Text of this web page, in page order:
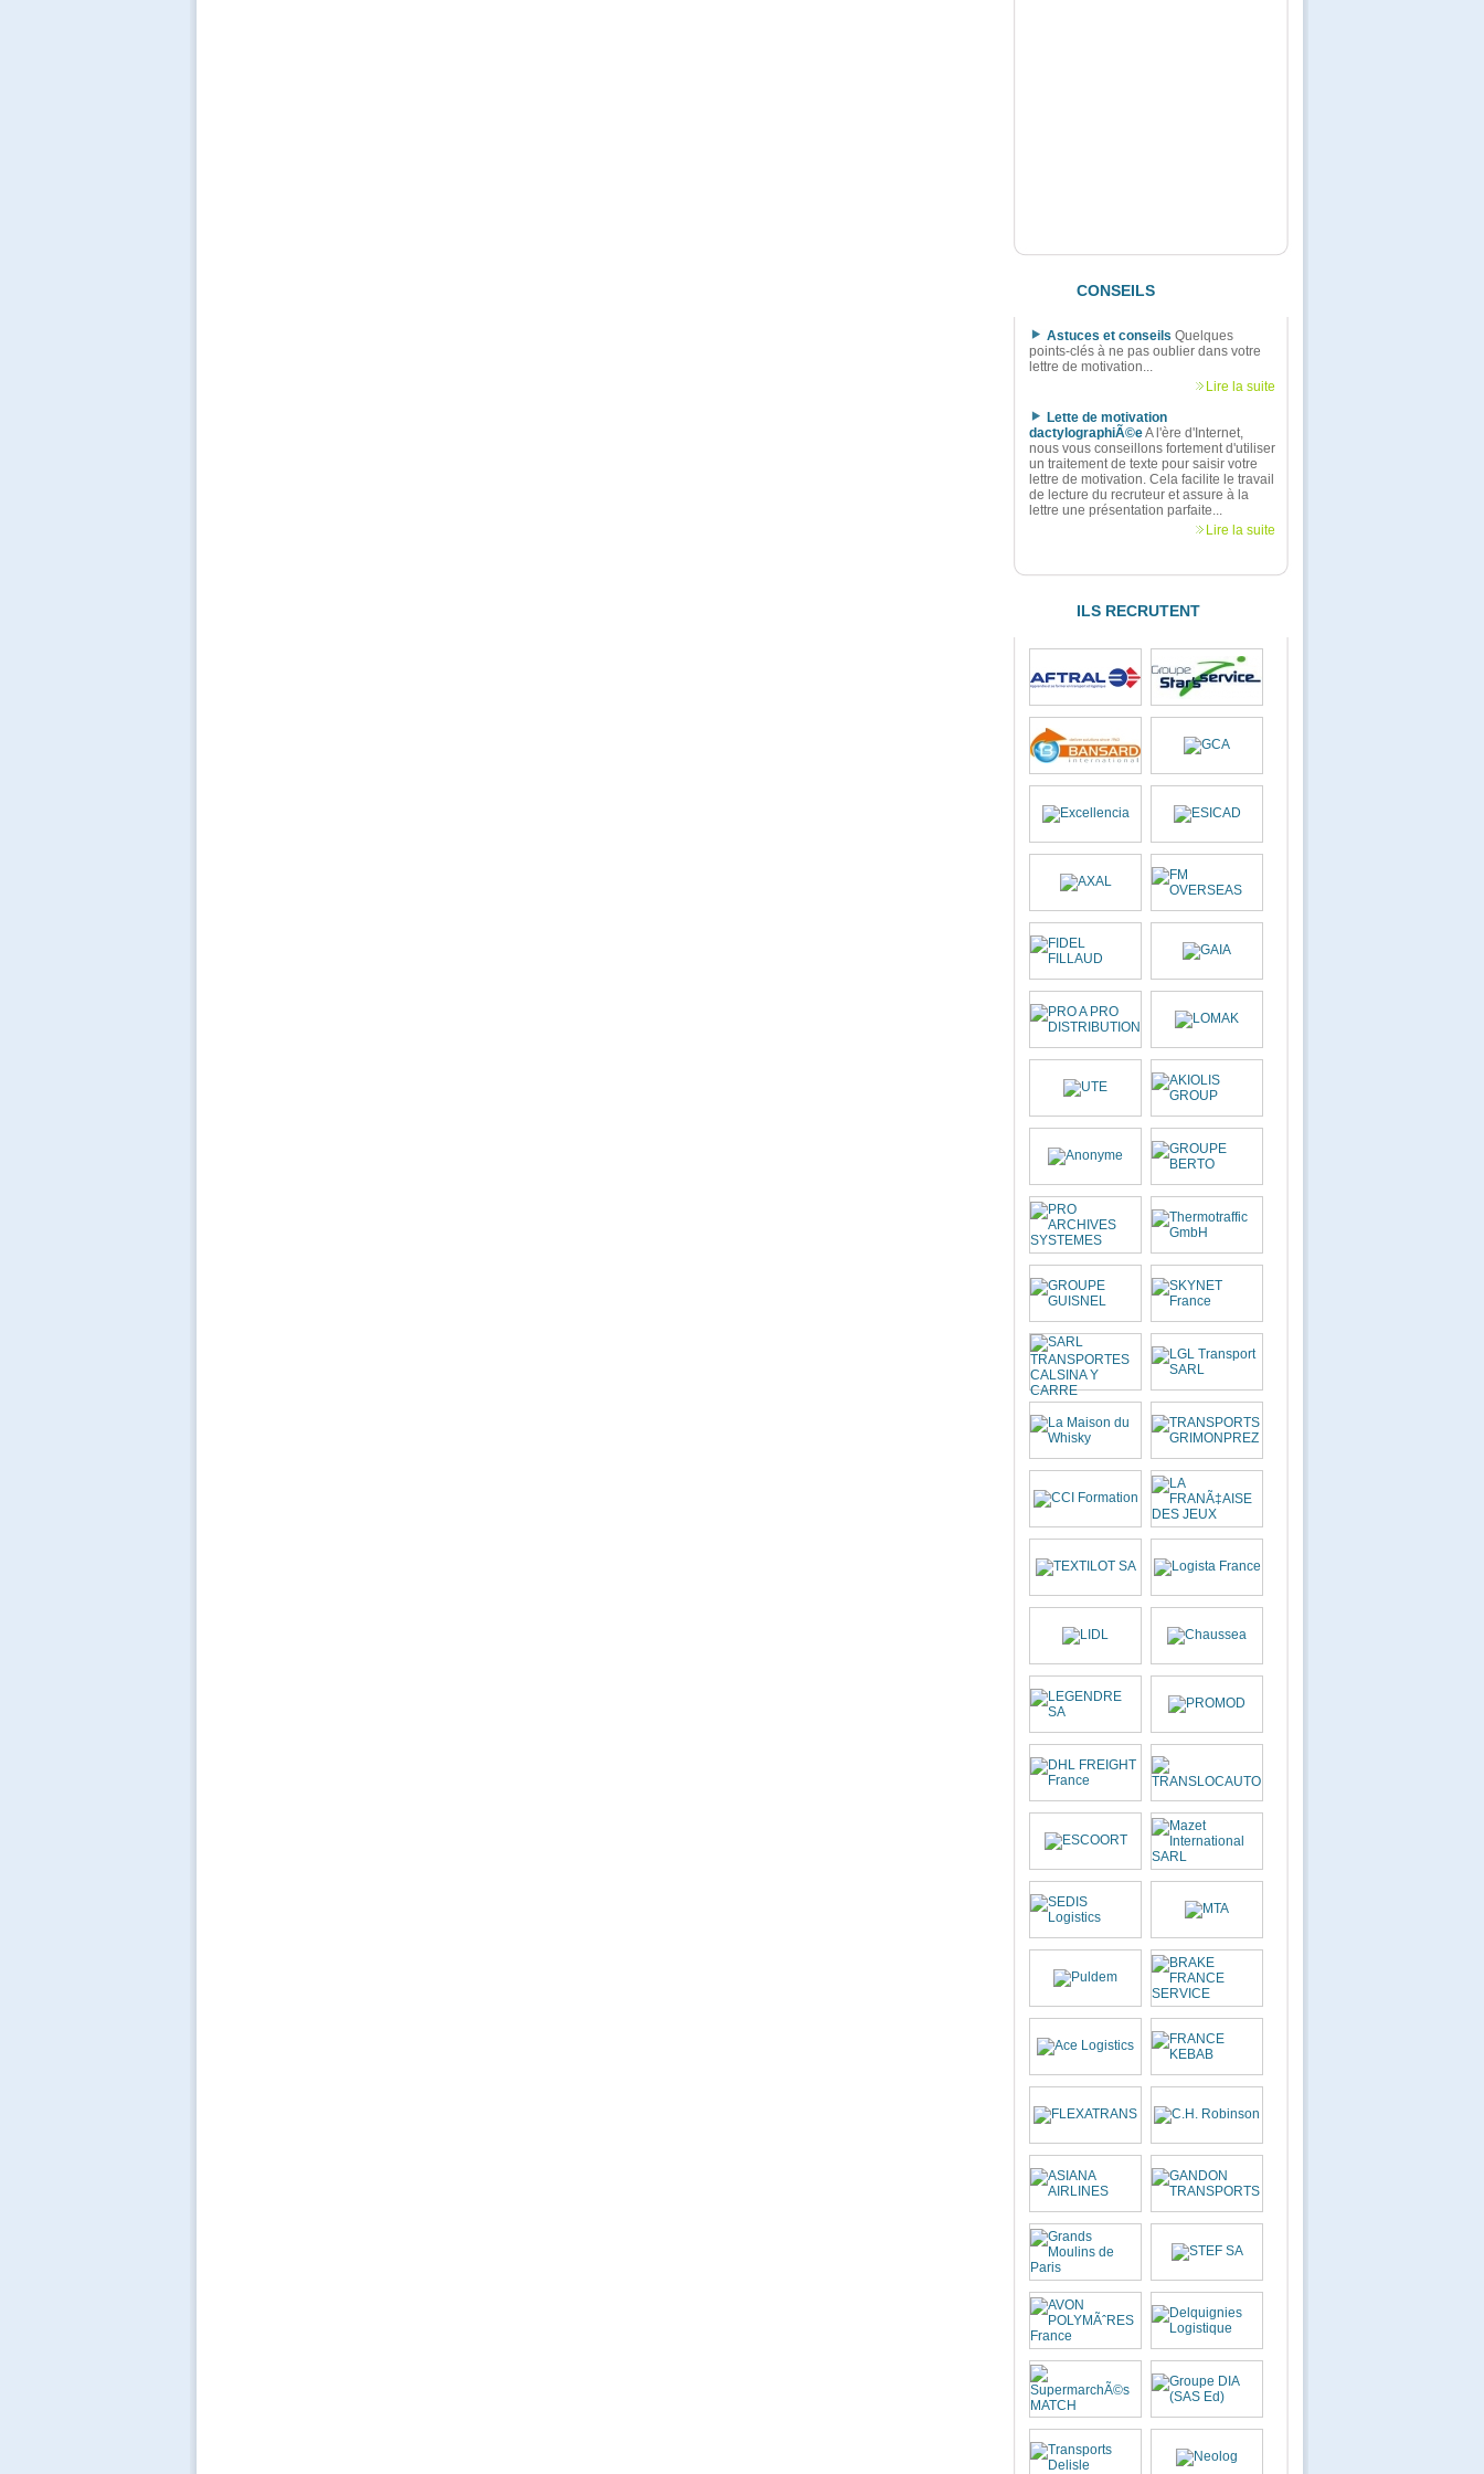
CONSEILS
Astuces et conseils Quelques
points-clés à ne pas oublier dans votre
lettre de motivation...
Lire la suite
Lette de motivation
dactylographiÃ©eA l'ère d'Internet,
nous vous conseillons fortement d'utiliser
un traitement de texte pour saisir votre
lettre de motivation. Cela facilite le travail
de lecture du recruteur et assure à la
lettre une présentation parfaite...
Lire la suite
ILS RECRUTENT